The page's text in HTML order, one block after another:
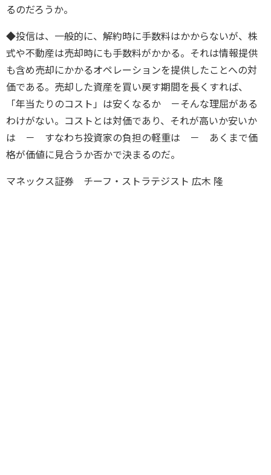
るのだろうか。
◆投信は、一般的に、解約時に手数料はかからないが、株
式や不動産は売却時にも手数料がかかる。それは情報提供
も含め売却にかかるオペレーションを提供したことへの対
価である。売却した資産を買い戻す期間を長くすれば、
「年当たりのコスト」は安くなるか －そんな理屈がある
わけがない。コストとは対価であり、それが高いか安いか
は － すなわち投資家の負担の軽重は － あくまで価
格が価値に見合うか否かで決まるのだ。
マネックス証券 チーフ・ストラテジスト 広木 隆